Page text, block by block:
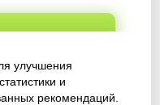
улучшения
и
рекомендаций.